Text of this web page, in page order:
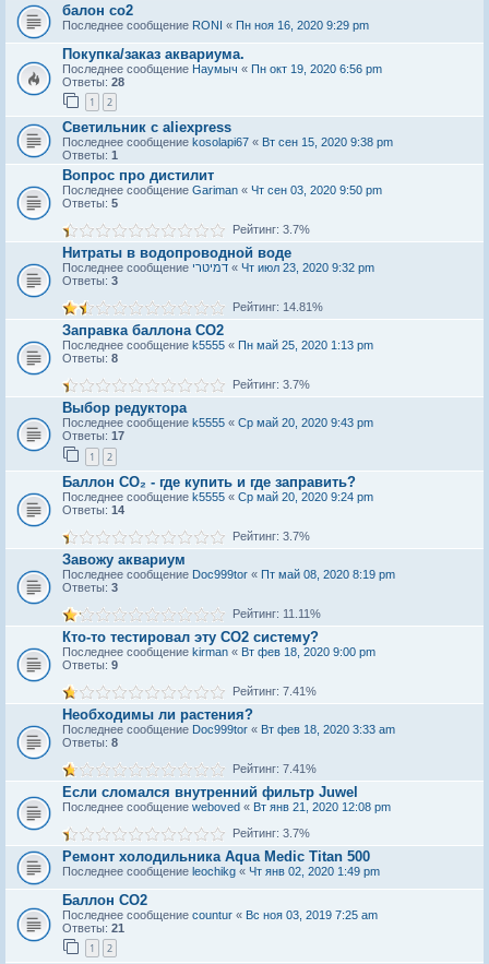
балон co2
Последнее сообщение RONI « Пн ноя 16, 2020 9:29 pm
Покупка/заказ аквариума.
Последнее сообщение Наумыч « Пн окт 19, 2020 6:56 pm
Ответы: 28
1 2
Светильник с aliexpress
Последнее сообщение kosolapi67 « Вт сен 15, 2020 9:38 pm
Ответы: 1
Вопрос про дистилит
Последнее сообщение Gariman « Чт сен 03, 2020 9:50 pm
Ответы: 5
Рейтинг: 3.7%
Нитраты в водопроводной воде
Последнее сообщение דמיטרי « Чт июл 23, 2020 9:32 pm
Ответы: 3
Рейтинг: 14.81%
Заправка баллона СО2
Последнее сообщение k5555 « Пн май 25, 2020 1:13 pm
Ответы: 8
Рейтинг: 3.7%
Выбор редуктора
Последнее сообщение k5555 « Ср май 20, 2020 9:43 pm
Ответы: 17
1 2
Баллон CO₂ - где купить и где заправить?
Последнее сообщение k5555 « Ср май 20, 2020 9:24 pm
Ответы: 14
Рейтинг: 3.7%
Завожу аквариум
Последнее сообщение Doc999tor « Пт май 08, 2020 8:19 pm
Ответы: 3
Рейтинг: 11.11%
Кто-то тестировал эту CO2 систему?
Последнее сообщение kirman « Вт фев 18, 2020 9:00 pm
Ответы: 9
Рейтинг: 7.41%
Необходимы ли растения?
Последнее сообщение Doc999tor « Вт фев 18, 2020 3:33 am
Ответы: 8
Рейтинг: 7.41%
Если сломался внутренний фильтр Juwel
Последнее сообщение weboved « Вт янв 21, 2020 12:08 pm
Рейтинг: 3.7%
Ремонт холодильника Aqua Medic Titan 500
Последнее сообщение leochikg « Чт янв 02, 2020 1:49 pm
Баллон CO2
Последнее сообщение countur « Вс ноя 03, 2019 7:25 am
Ответы: 21
1 2